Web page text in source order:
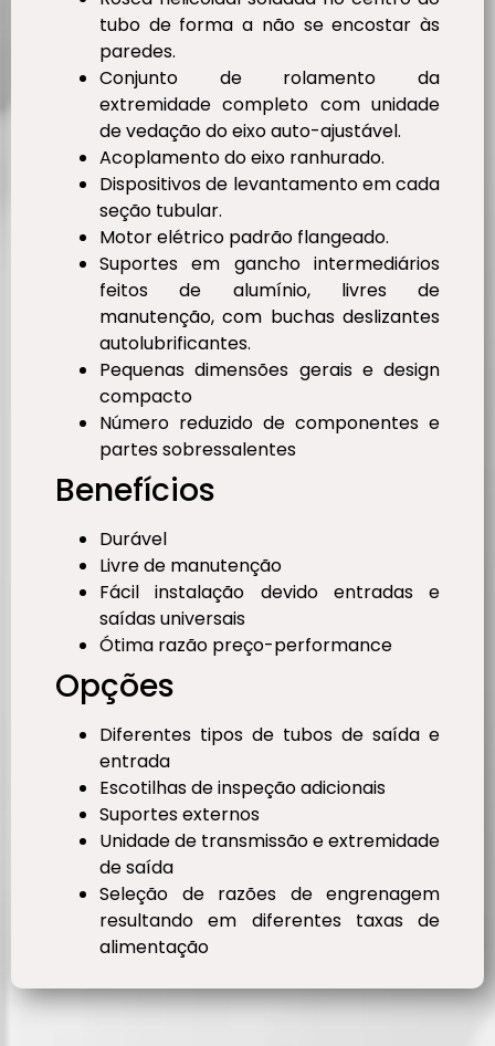
tubo de forma a não se encostar às
paredes.
Conjunto de rolamento da
extremidade completo com unidade
de vedação do eixo auto-ajustável.
Acoplamento do eixo ranhurado.
Dispositivos de levantamento em cada
seção tubular.
Motor elétrico padrão flangeado.
Suportes em gancho intermediários
feitos de alumínio, livres de
manutenção, com buchas deslizantes
autolubrificantes.
Pequenas dimensões gerais e design
compacto
Número reduzido de componentes e
partes sobressalentes
Benefícios
Durável
Livre de manutenção
Fácil instalação devido entradas e
saídas universais
Ótima razão preço-performance
Opções
Diferentes tipos de tubos de saída e
entrada
Escotilhas de inspeção adicionais
Suportes externos
Unidade de transmissão e extremidade
de saída
Seleção de razões de engrenagem
resultando em diferentes taxas de
alimentação